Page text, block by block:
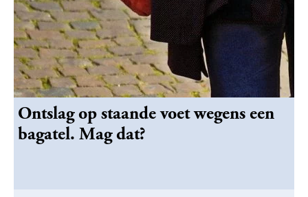
Ontslag op staande voet wegens een
bagatel. Mag dat?